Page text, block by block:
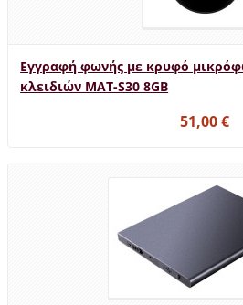
Εγγραφή φωνής με κρυφό
κλειδιών MAT-S30 8GB
51,00 €